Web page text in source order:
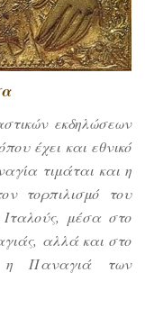
εκδηλώσεων
έχει και εθνικό
τιμάται και η
τορπιλισμό του
Ιταλούς, μέσα στο
αλλά και στο
η Παναγιά των